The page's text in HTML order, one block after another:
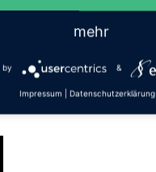
mehr
by &
Impressum | Datenschutzerklärung